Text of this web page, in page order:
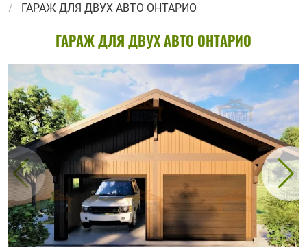
ГАРАЖ ДЛЯ ДВУХ АВТО ОНТАРИО
ГАРАЖ ДЛЯ ДВУХ АВТО ОНТАРИО